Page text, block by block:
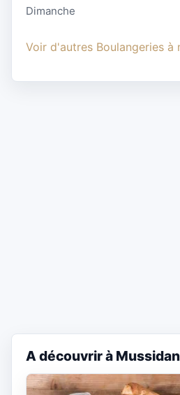
Dimanche
Voir d'autres Boulangeries à
A découvrir à Mussidan